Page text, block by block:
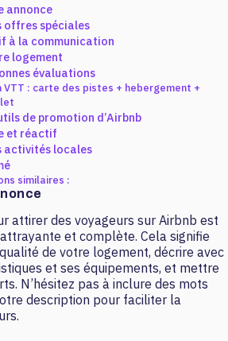
annonce
offres spéciales
à la communication
logement
évaluations
VTT : carte des pistes + hebergement +
de promotion d’Airbnb
et réactif
activités locales
similaires :
attirer des voyageurs sur Airbnb est
et complète. Cela signifie
de votre logement, décrire avec
et ses équipements, et mettre
N’hésitez pas à inclure des mots
description pour faciliter la